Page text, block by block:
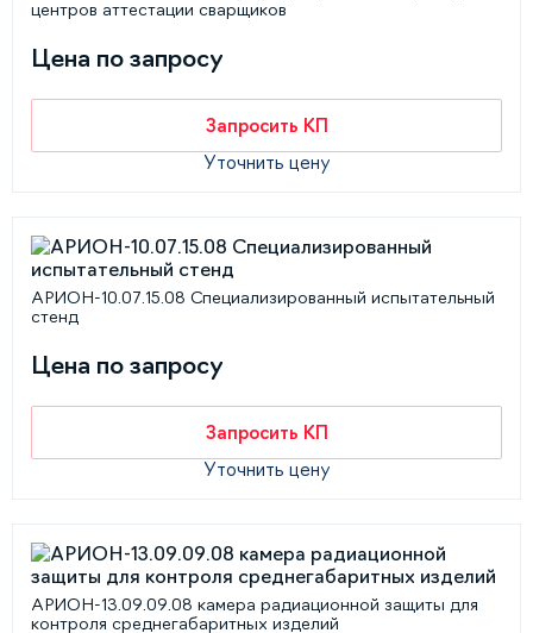
центров аттестации сварщиков
Цена по запросу
Запросить КП
Уточнить цену
АРИОН-10.07.15.08 Специализированный испытательный
стенд
Цена по запросу
Запросить КП
Уточнить цену
АРИОН-13.09.09.08 камера радиационной защиты для
контроля среднегабаритных изделий